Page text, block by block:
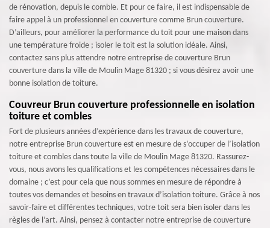
de rénovation, depuis le comble. Et pour ce faire, il est indispensable de
faire appel à un professionnel en couverture comme Brun couverture.
D’ailleurs, pour améliorer la performance du toit pour une maison dans
une température froide ; isoler le toit est la solution idéale. Ainsi,
contactez sans plus attendre notre entreprise de couverture Brun
couverture dans la ville de Moulin Mage 81320 ; si vous désirez avoir une
bonne isolation de toiture.
Couvreur Brun couverture professionnelle en isolation
toiture et combles
Fort de plusieurs années d’expérience dans les travaux de couverture,
notre entreprise Brun couverture est en mesure de s’occuper de l’isolation
toiture et combles dans toute la ville de Moulin Mage 81320. Rassurez-
vous, nous avons les qualifications et les compétences nécessaires dans le
domaine ; c’est pour cela que nous sommes en mesure de répondre à
toutes vos demandes et besoins en travaux d’isolation toiture. Grâce à nos
savoir-faire et différentes techniques, votre toit sera bien isoler dans les
règles de l’art. Ainsi, pensez à contacter notre entreprise de couverture